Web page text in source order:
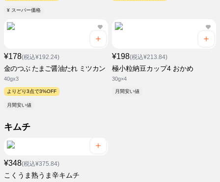
¥ スーパー価格
¥178(税込¥192.24)
金のつぶ たまご醤油たれ ミツカン
40gx3
よりどり3点で3%OFF
月間安い値
¥198(税込¥213.84)
極小粒納豆カップ4 おかめ
30g×4
月間安い値
キムチ
¥348(税込¥375.84)
こくうま熟うま辛キムチ